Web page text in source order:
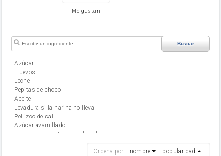
Me gustan
Buscar
Azúcar
huevos
leche
Pepitas de choco
aceite
Levadura si la harina no lleva
Pellizco de sal
Azúcar avainillado
Harina de reposteria con levadura
Ordena por: nombre popularidad